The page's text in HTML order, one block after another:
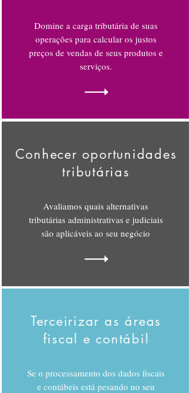
Domine a carga tributária de suas
operações para calcular os justos
preços de vendas de seus produtos e
serviços.
Conhecer oportunidades
tributárias
Avaliamos quais alternativas
tributárias administrativas e judiciais
são aplicáveis ao seu negócio
Terceirizar as áreas
fiscal e contábil
Se o processamento dos dados fiscais
e contábeis está pesando no seu